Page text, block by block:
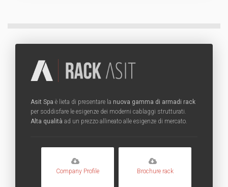
Asit Spa è lieta di presentare la nuova gamma di armadi rack
per soddisfare le esigenze dei moderni cablaggi strutturati.
Alta qualità ad un prezzo allineato alle esigenze di mercato.
Company Profile Brochure rack